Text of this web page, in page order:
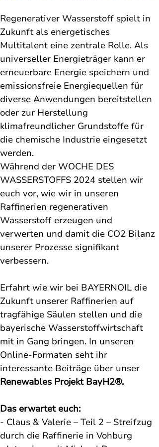
Regenerativer Wasserstoff spielt in
Zukunft als energetisches
Multitalent eine zentrale Rolle. Als
universeller Energieträger kann er
erneuerbare Energie speichern und
emissionsfreie Energiequellen für
diverse Anwendungen bereitstellen
oder zur Herstellung
klimafreundlicher Grundstoffe für
die chemische Industrie eingesetzt
werden.
Während der WOCHE DES
WASSERSTOFFS 2024 stellen wir
euch vor, wie wir in unseren
Raffinerien regenerativen
Wasserstoff erzeugen und
verwerten und damit die CO2 Bilanz
unserer Prozesse signifikant
verbessern.
Erfahrt wie wir bei BAYERNOIL die
Zukunft unserer Raffinerien auf
tragfähige Säulen stellen und die
bayerische Wasserstoffwirtschaft
mit in Gang bringen. In unseren
Online-Formaten seht ihr
interessante Beiträge über unser
Renewables Projekt BayH2®.
Das erwartet euch:
- Claus & Valerie – Teil 2 – Streifzug
durch die Raffinerie in Vohburg